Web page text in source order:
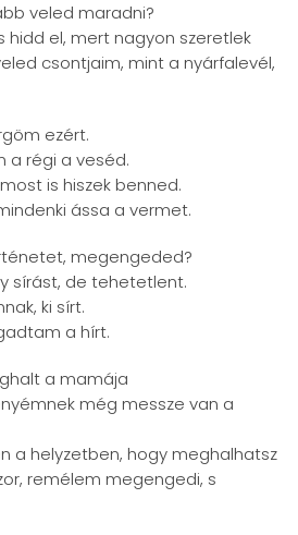
veled maradni?
hidd el, mert nagyon szeretlek
csontjaim, mint a nyárfalevél,
ezért.
a régi a veséd.
is hiszek benned.
ássa a vermet.
megengeded?
sírást, de tehetetlent.
ki sírt.
a hírt.
a mamája
még messze van a
a helyzetben, hogy meghalhatsz
remélem megengedi, s